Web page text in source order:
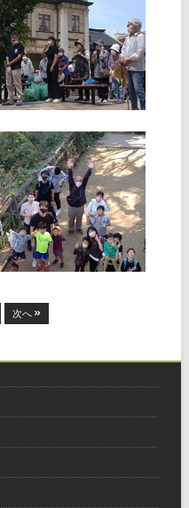
「門司港レトロ」で
ひのきしん（門司支
部） 報告
門司支部（猪原啓介支部
長）は５月28日、ＪＲ門司港
駅周辺の「門司港レトロ」で
清掃ひのきしんを実施。36名
（うち少年会員10名）が参加
んデー」は雨天のため予定会
場での
▶
2021.11.02
少年会福岡教区団
「わかぎの集い」報
告
◆北部ブロック（10月3日開
催） 少年会では、コロナ禍
における行事開催を模索する
中、少しでも同年代が顔見知
りになれるよう、わかぎの集
（日）、若松区脇田海岸にて
開催し
▶
次へ »